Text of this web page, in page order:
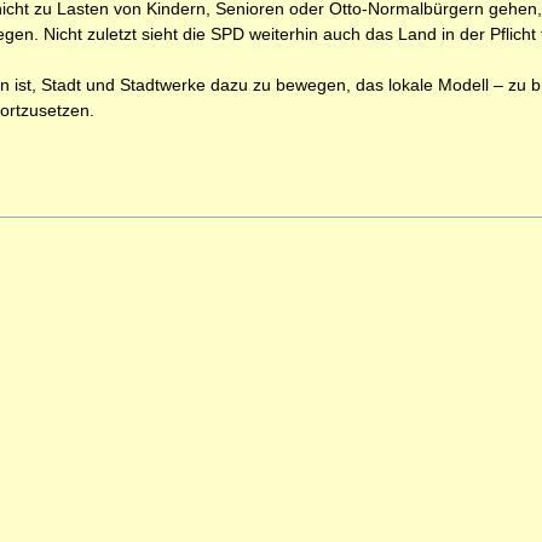
zu Lasten von Kindern, Senioren oder Otto-Normalbürgern
Nicht zuletzt sieht die SPD weiterhin auch das Land in der
ist, Stadt und Stadtwerke dazu zu bewegen, das lokale Modell – zu